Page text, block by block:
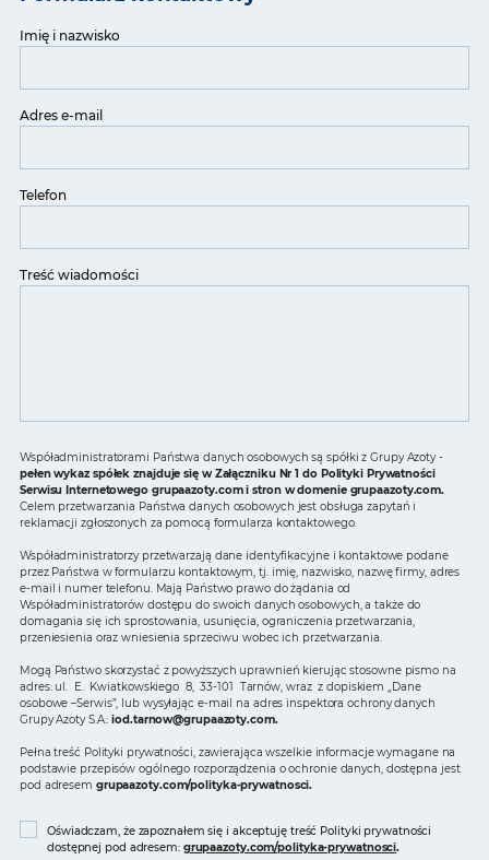
Imię i nazwisko
Adres e-mail
Telefon
Treść wiadomości
Współadministratorami Państwa danych osobowych są spółki z Grupy Azoty -
pełen wykaz spółek znajduje się w Załączniku Nr 1 do Polityki Prywatności
Serwisu Internetowego grupaazoty.com i stron w domenie grupaazoty.com.
Celem przetwarzania Państwa danych osobowych jest obsługa zapytań i
reklamacji zgłoszonych za pomocą formularza kontaktowego.
Współadministratorzy przetwarzają dane identyfikacyjne i kontaktowe podane
przez Państwa w formularzu kontaktowym, tj. imię, nazwisko, nazwę firmy, adres
e-mail i numer telefonu. Mają Państwo prawo do żądania od
Współadministratorów dostępu do swoich danych osobowych, a także do
domagania się ich sprostowania, usunięcia, ograniczenia przetwarzania,
przeniesienia oraz wniesienia sprzeciwu wobec ich przetwarzania.
Mogą Państwo skorzystać z powyższych uprawnień kierując stosowne pismo na
adres: ul. E. Kwiatkowskiego 8, 33-101 Tarnów, wraz z dopiskiem „Dane
osobowe –Serwis”, lub wysyłając e-mail na adres inspektora ochrony danych
Grupy Azoty S.A.:iod.tarnow@grupaazoty.com.
Pełna treść Polityki prywatności, zawierająca wszelkie informacje wymagane na
podstawie przepisów ogólnego rozporządzenia o ochronie danych, dostępna jest
pod adresem grupaazoty.com/polityka-prywatnosci.
Oświadczam, że zapoznałem się i akceptuję treść Polityki prywatności
dostępnej pod adresem: grupaazoty.com/polityka-prywatnosci.